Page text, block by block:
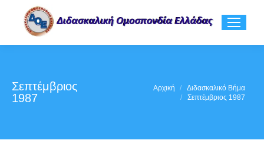
Σεπτέμβριος
1987
Αρχική
Διδασκαλικό Βήμα
Σεπτέμβριος 1987